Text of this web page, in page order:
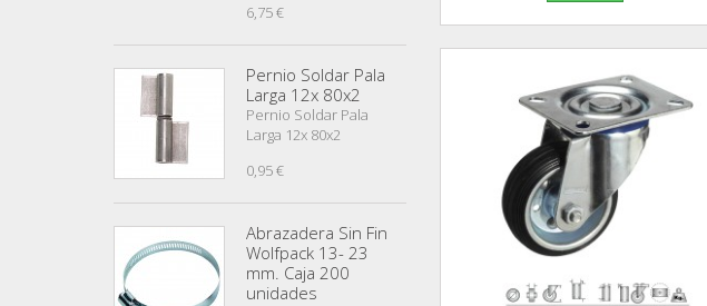
6,75 €
Pernio Soldar Pala
Larga 12x 80x2
Pernio Soldar Pala
Larga 12x 80x2
0,95 €
Abrazadera Sin Fin
Wolfpack 13- 23
mm. Caja 200
unidades